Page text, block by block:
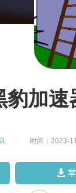
豹加速
时间：2023-